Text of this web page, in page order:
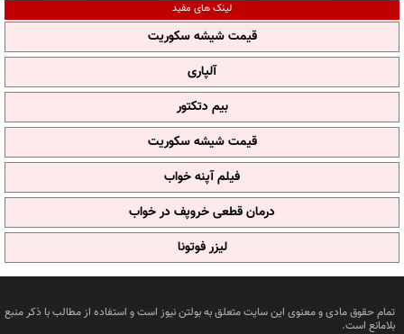
لینک های مفید
قیمت شیشه سکوریت
آلپاری
بیم دتکتور
قیمت شیشه سکوریت
فیلم آپنه خواب
درمان قطعی خروپف در خواب
لیزر فوتونا
تمام حقوق مادی و معنوی این سایت متعلق به بولتن نیوز است و استفاده از مطالب با ذکر منبع
بلامانع است.